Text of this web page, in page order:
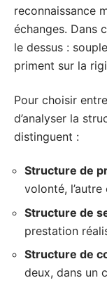
reconnaissance
échanges. Dans
le dessus :
priment sur la
Pour choisir
d’analyser la
distinguent :
Structure de
volonté, l’autre
Structure de
prestation
Structure de
deux, dans un